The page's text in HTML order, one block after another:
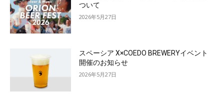
ついて
2026年5月27日
スペーシア X×COEDO BREWERYイベント
開催のお知らせ
2026年5月27日